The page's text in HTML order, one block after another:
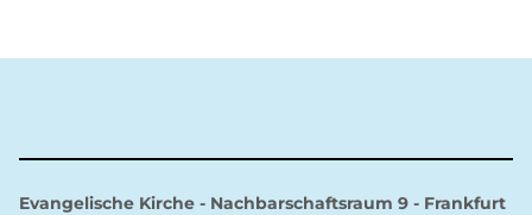
Evangelische Kirche - Nachbarschaftsraum 9 - Frankfurt